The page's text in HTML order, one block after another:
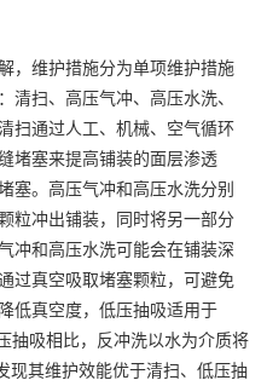
，维护措施分为单项维护措施
扫、高压气冲、高压水洗、
扫通过人工、机械、空气循环
堵塞来提高铺装的面层渗透
塞。高压气冲和高压水洗分别
粒冲出铺装，同时将另一部分
冲和高压水洗可能会在铺装深
过真空吸取堵塞颗粒，可避免
低真空度，低压抽吸适用于
抽吸相比，反冲洗以水为介质将
现其维护效能优于清扫、低压抽